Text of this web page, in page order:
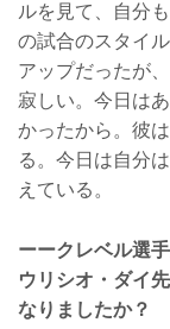
ルを見て、自分
の試合のスタイ
アップだったが
寂しい。今日は
かったから。彼
る。今日は自分
えている。
ーークレベル選
ウリシオ・ダイ
なりましたか？